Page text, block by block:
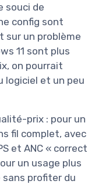
souci de
config sont
sur un problème
11 sont plus
on pourrait
logiciel et un peu
prix : pour un
fil complet, avec
et ANC « correct
un usage plus
profiter du